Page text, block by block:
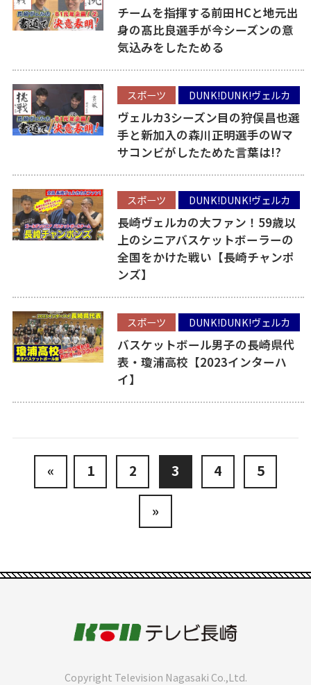
チームを指揮する前田HCと地元出
身の髙比良選手が今シーズンの意
気込みをしたためる
スポーツ DUNK!DUNK!ヴェルカ
ヴェルカ3シーズン目の狩俣昌也選
手と新加入の森川正明選手のWマ
サコンビがしたためた言葉は!?
スポーツ DUNK!DUNK!ヴェルカ
長崎ヴェルカの大ファン！59歳以
上のシニアバスケットボーラーの
全国をかけた戦い【長崎チャンポ
ンズ】
スポーツ DUNK!DUNK!ヴェルカ
バスケットボール男子の長崎県代
表・瓊浦高校【2023インターハ
イ】
« 1 2 3 4 5
»
Copyright Television Nagasaki Co.,Ltd.